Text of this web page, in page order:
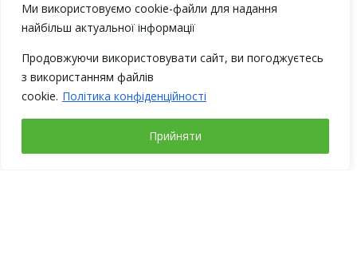
Ми використовуємо cookie-файли для надання
найбільш актуальної інформації
Продовжуючи використовувати сайт, ви погоджуєтесь
з використанням файлів
cookie. Політика конфіденційності
Прийняти